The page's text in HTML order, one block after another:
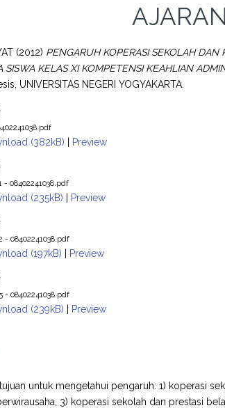
(2012) PENGARUH KOPERASI SEKOLAH
SISWA KELAS XI KOMPETENSI KEAHLIAN
UNIVERSITAS NEGERI YOGYAKARTA.
(382kB) | Preview
- 08402241038.pdf
(235kB) | Preview
- 08402241038.pdf
(197kB) | Preview
- 08402241038.pdf
(239kB) | Preview
untuk mengetahui pengaruh: 1) koperasi
3) koperasi sekolah dan prestasi